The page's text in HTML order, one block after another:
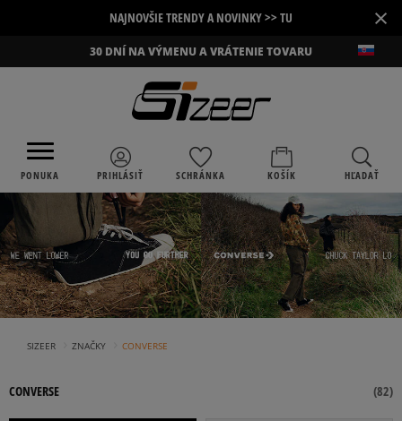
NAJNOVŠIE TRENDY A NOVINKY >> TU ×
30 DNÍ NA VÝMENU A VRÁTENIE TOVARU
PONUKA PRIHLÁSIŤ SCHRÁNKA KOŠÍK HĽADAŤ
SIZEER ZNAČKY CONVERSE
CONVERSE (82)